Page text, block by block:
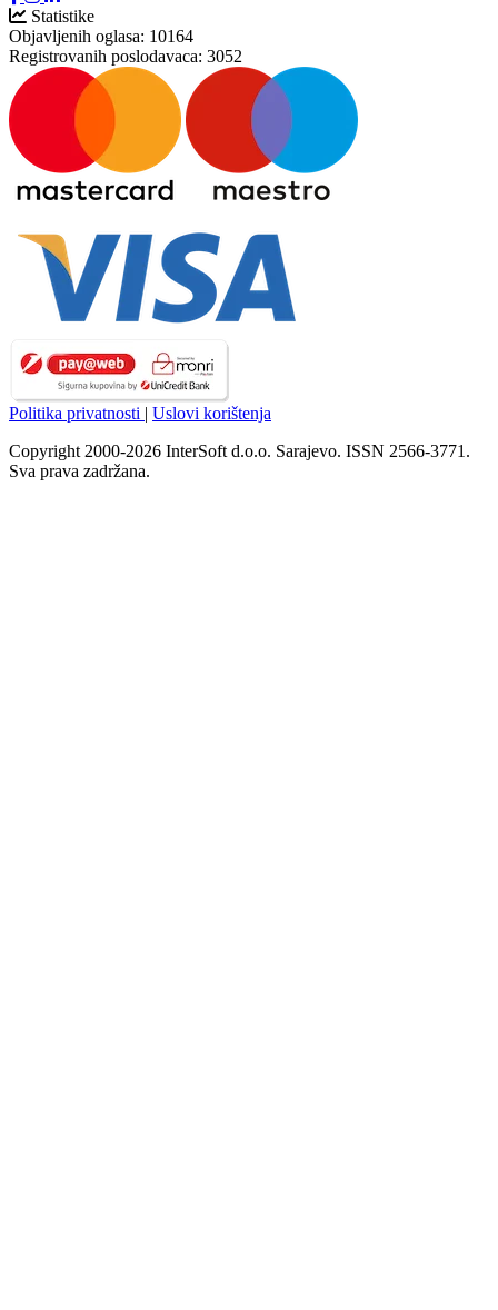
Statistike
Objavljenih oglasa: 10164
Registrovanih poslodavaca: 3052
Politika privatnosti | Uslovi korištenja
Copyright 2000-2026 InterSoft d.o.o. Sarajevo. ISSN 2566-3771.
Sva prava zadržana.